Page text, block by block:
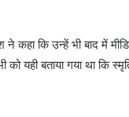
ने कहा कि उन्हें भी बाद में
को यही बताया गया था